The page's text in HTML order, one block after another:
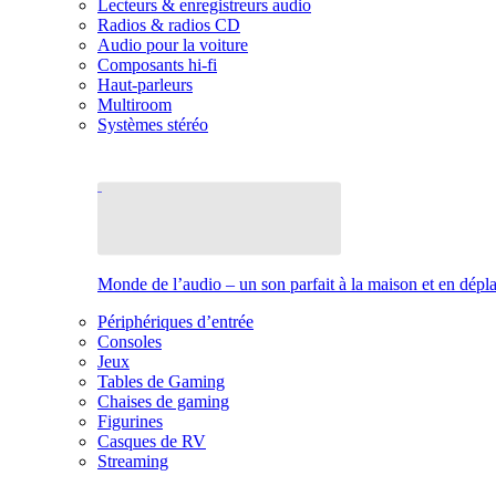
Lecteurs & enregistreurs audio
Radios & radios CD
Audio pour la voiture
Composants hi-fi
Haut-parleurs
Multiroom
Systèmes stéréo
Monde de l’audio – un son parfait à la maison et en
Périphériques d’entrée
Consoles
Jeux
Tables de Gaming
Chaises de gaming
Figurines
Casques de RV
Streaming